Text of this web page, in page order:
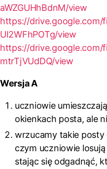
aWZGUHhBdnM/view
https://drive.google.com/
UI2WFhPOTg/view
https://drive.google.com/
mtrTjVUdDQ/view
Wersja A
uczniowie
okienkach posta, ale
wrzucamy takie posty
czym uczniowie
stając się odgadnąć,